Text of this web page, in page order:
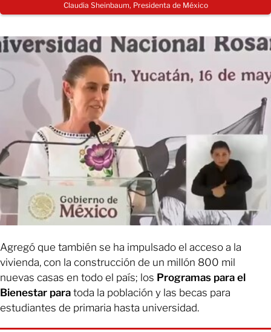
Claudia Sheinbaum, Presidenta de México
Agregó que también se ha impulsado el acceso a la
vivienda, con la construcción de un millón 800 mil
nuevas casas en todo el país; los Programas para el
Bienestar para toda la población y las becas para
estudiantes de primaria hasta universidad.